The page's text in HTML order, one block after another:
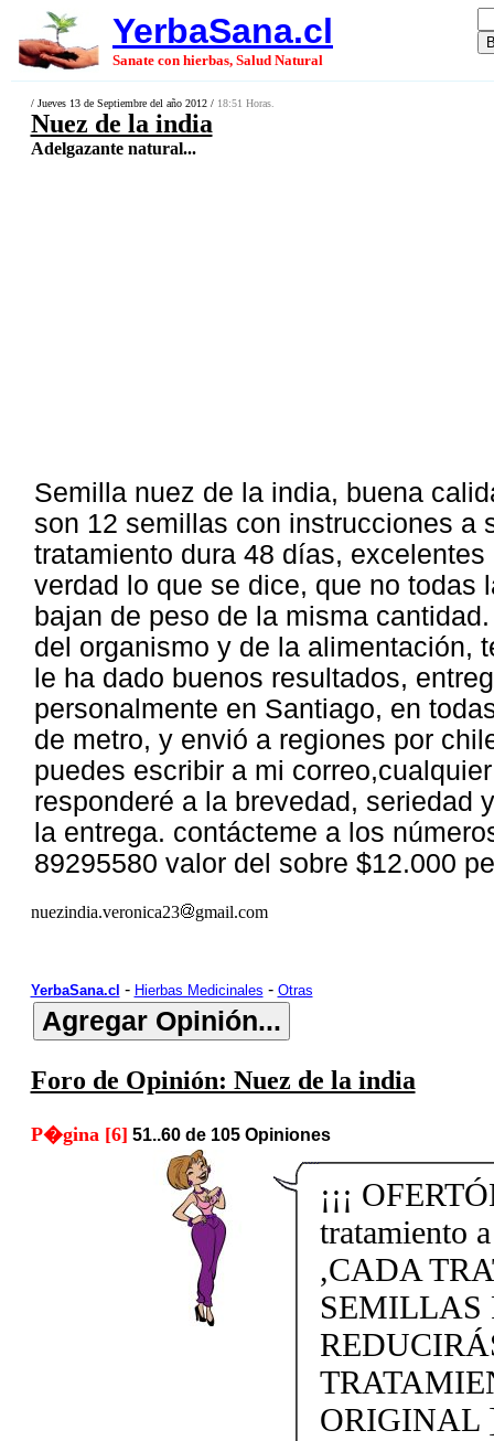
YerbaSana.cl
Sanate con hierbas, Salud Natural
/ Jueves 13 de Septiembre del año 2012 / 18:51 Horas.
Nuez de la india
Adelgazante natural...
Semilla nuez de la india, buena
son 12 semillas con instrucciones a
tratamiento dura 48 días,
verdad lo que se dice, que no todas
bajan de peso de la misma
del organismo y de la alimentación,
le ha dado buenos resultados,
personalmente en Santiago, en
de metro, y envió a regiones por
puedes escribir a mi
responderé a la brevedad, seriedad
la entrega. contácteme a los
89295580 valor del sobre $12.000
nuezindia.veronica23 gmail.com
YerbaSana.cl - Hierbas Medicinales - Otras
Foro de Opinión: Nuez de la india
P�gina [6] 51..60 de 105 Opiniones
¡¡¡
tratamiento
,CADA
SEMILLAS
ORIGINAL